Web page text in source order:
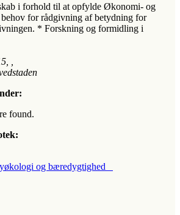
i forhold til at opfylde Økonomi- og
for rådgivning af betydning for
* Forskning og formidling i
found.